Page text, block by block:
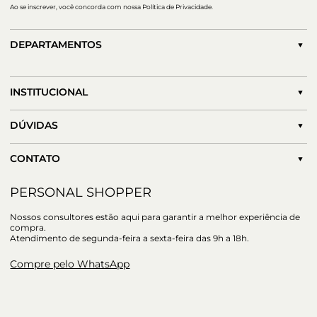
Ao se inscrever, você concorda com nossa Política de Privacidade.
DEPARTAMENTOS
INSTITUCIONAL
DÚVIDAS
CONTATO
PERSONAL SHOPPER
Nossos consultores estão aqui para garantir a melhor experiência de
compra.
Atendimento de segunda-feira a sexta-feira das 9h a 18h.
Compre pelo WhatsApp